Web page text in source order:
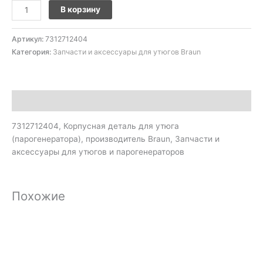
В корзину
Артикул: 7312712404
Категория: Запчасти и аксессуары для утюгов Braun
7312712404, Корпусная деталь для утюга
(парогенератора), производитель Braun, Запчасти и
аксессуары для утюгов и парогенераторов
Похожие